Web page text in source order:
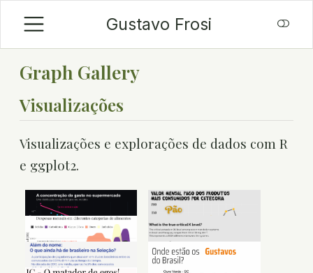
Gustavo Frosi
Graph Gallery
Visualizações
Visualizações e explorações de dados com R
e ggplot2.